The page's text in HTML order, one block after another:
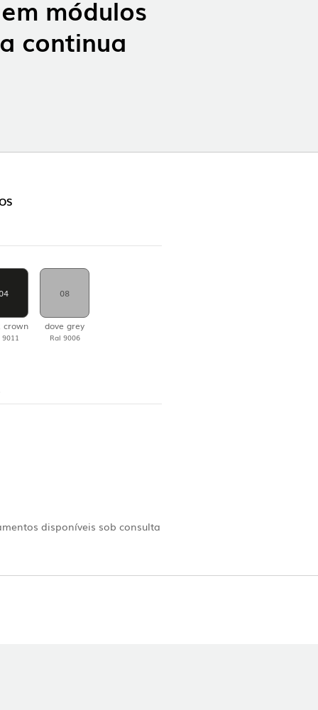
@ BOSTON MAGAZINE
módulos
continua
crown
9011
08
dove grey
Ral 9006
disponíveis sob consulta